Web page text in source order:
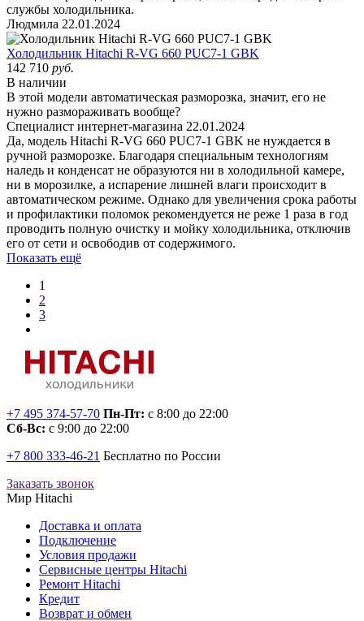
службы холодильника.
Людмила 22.01.2024
Холодильник Hitachi R-VG 660 PUC7-1 GBK
142 710 руб.
В наличии
В этой модели автоматическая разморозка, значит, его не
нужно размораживать вообще?
Специалист интернет-магазина 22.01.2024
Да, модель Hitachi R-VG 660 PUC7-1 GBK не нуждается в
ручной разморозке. Благодаря специальным технологиям
наледь и конденсат не образуются ни в холодильной камере,
ни в морозилке, а испарение лишней влаги происходит в
автоматическом режиме. Однако для увеличения срока работы
и профилактики поломок рекомендуется не реже 1 раза в год
проводить полную очистку и мойку холодильника, отключив
его от сети и освободив от содержимого.
Показать ещё
1
2
3
+7 495 374-57-70 Пн-Пт: с 8:00 до 22:00
Сб-Вс: с 9:00 до 22:00
+7 800 333-46-21 Бесплатно по России
Заказать звонок
Мир Hitachi
Доставка и оплата
Подключение
Условия продажи
Сервисные центры Hitachi
Ремонт Hitachi
Кредит
Возврат и обмен